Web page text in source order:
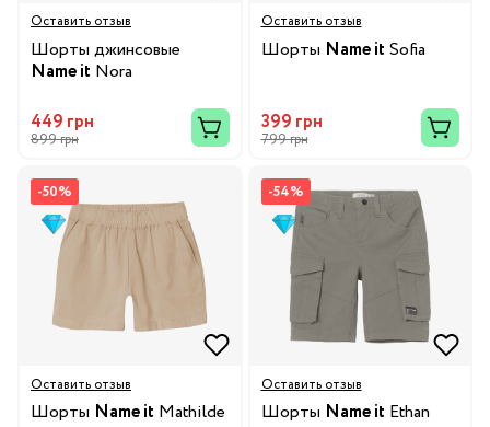
Оставить отзыв
Шорты джинсовые
Name it Nora
449 грн
899 грн
Оставить отзыв
Шорты Name it Sofia
399 грн
799 грн
-50%
Оставить отзыв
Шорты Name it Mathilde
-54%
Оставить отзыв
Шорты Name it Ethan